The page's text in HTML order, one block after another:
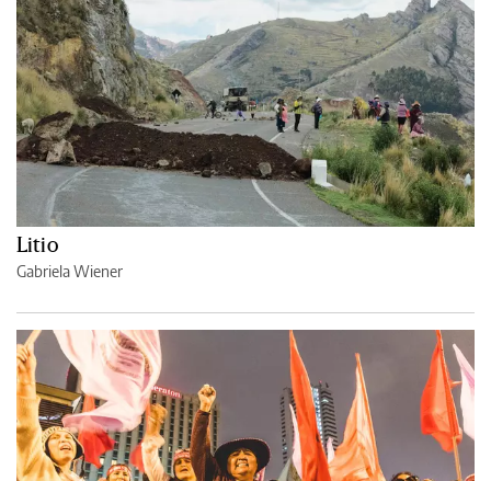
Litio
Gabriela Wiener